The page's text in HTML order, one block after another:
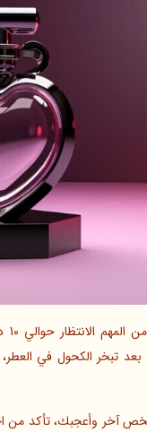
بعد تبخر الكحول في
آخر وأعجبك، تأكد من